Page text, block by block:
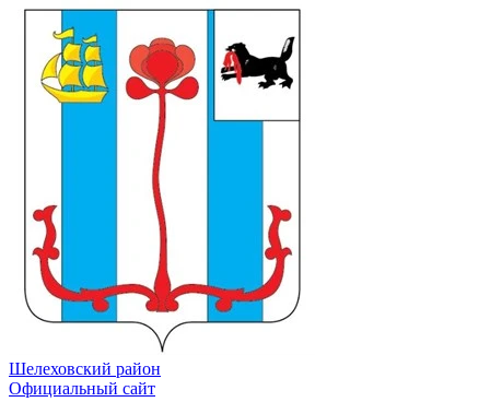
Шелеховский район
Официальный сайт